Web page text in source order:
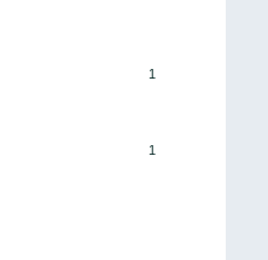
1
1